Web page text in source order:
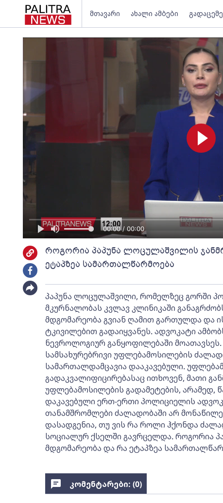
მთავარი ახალი ამბები
00:00 / 00:00
როგორია პაპუნა ლოცულაშვილის
ეტაპზეა სამართალწარმოება
პაპუნა ლოცულაშვილი, რომელზეც გორში
მკურნალობას კვლავ კლინიკაში
მდგომარეობა გვიან ღამით გართულდა და
ტკივილებით გადაიყვანეს. ადვოკატი
ნევროლოგიურ განყოფილებაში
სამსახურებრივი უფლებამოსილების
სამართალდამცავია დააკავებული.
გადაკვალიფიცირებასაც ითხოვენ, მათი
უფლებამოსილების გადამეტების, არამედ,
დაკავებული ერთ-ერთი პოლიციელის
თანამშრომლები ძალადობაში არ
დასადგენია, თუ ვის რა როლი ჰქონდა
სოციალურ ქსელში გავრცელდა. როგორია
მდგომარეობა და რა ეტაპზეა
კომენტარები: (0)